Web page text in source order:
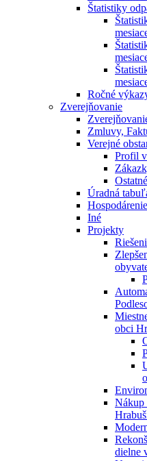
Štatistiky
Ročné
Zverejňovanie
Zmluvy,
Verejné
Profil
Úradná
Hospodárenie
Iné
Projekty
obci
Nákup
dielne